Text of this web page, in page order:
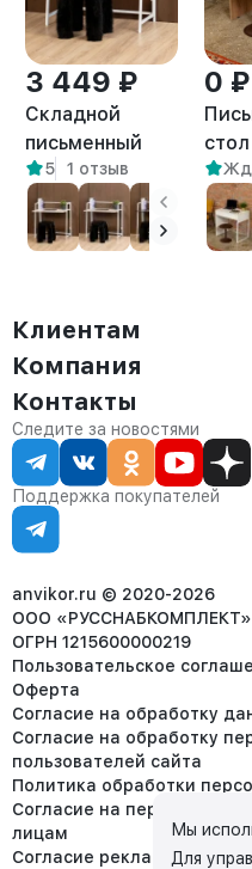
3 449 ₽
Складной
письменный
стол Кова
белый/
амаретто
5 1 отзыв
0 ₽
Клиентам
Доставка
Оплата
Сервис
Статус заказа
Статьи
Компания
О компании
Контакты
Партнёрам
Контакты
Отдел продаж:
8 (800) 234-22-62
corp@anvikor.ru
Ежедневно, с 7:00-19:00
Отдел рекламации:
8 (953) 455-25-61
Следите за новостями
Поддержка покупателей
anvikor.ru © 2020-2026
ООО «РУССНАБКОМПЛЕКТ»
ОГРН 1215600000219
Пользовательское
Оферта
Согласие на обработку
Согласие на обработку
пользователей сайта
Политика обработки
Согласие на передачу
лицам
Согласие реклама
Мы
Для